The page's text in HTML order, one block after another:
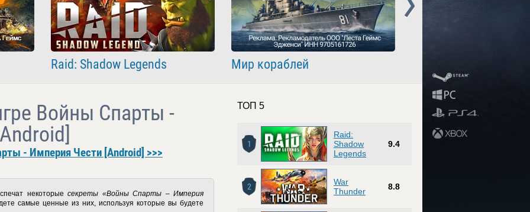
Raid: Shadow Legends Мир кораблей
Войны Спарты -
- Империя Чести [Android] >>>
некоторые секреты «Войны Спарты – Империя
самые ценные из них, используя которые вы будете
ТОП 5
1
Raid:
Shadow
Legends
9.4
2
War
Thunder
8.8